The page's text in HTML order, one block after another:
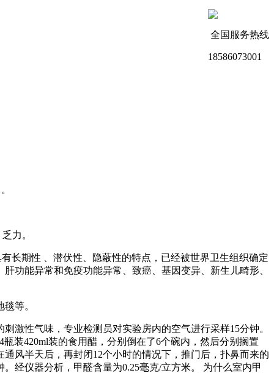
全国服务热线
18586073001
力。
长期性 、潜伏性、隐蔽性的特点，已经被世界卫生组织确定
功能异常和免疫功能异常、致癌、基因变异、新生儿畸形、
等。
激性气味，专业检测员对实验房内的空气进行采样15分钟。
装420ml装的食用醋，分别倒在了6个碗内，然后分别搁置
风半天后，再封闭12个小时的情况下，推门后，扑鼻而来的
经仪器分析，甲醛含量为0.25毫克/立方米。 为什么室内甲